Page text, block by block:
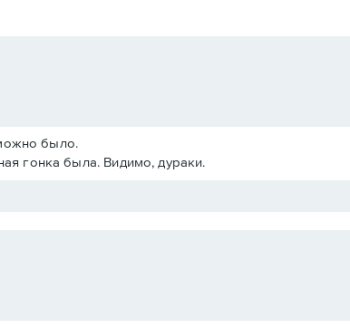
было.
гонка была. Видимо, дураки.